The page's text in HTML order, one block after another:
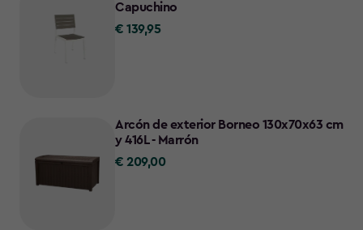
Capuchino
€
€ 139,95
Arcón de exterior Borneo 130x70x63 cm
y 416L - Marrón
€
€ 209,00